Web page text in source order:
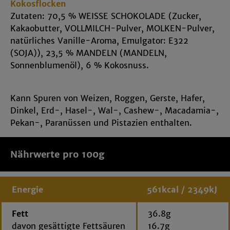
Kokosmandeln sorgen für einen Genussmoment, der
ein bisschen nach Urlaub schmeckt. Die
Kombination aus weißer Schokolade, Kokos und
Mandel ist dabei angenehm harmonisch: nicht zu
süß, nicht zu schwer und einfach richtig gut
wenn Schokolade auf Kokos trifft
Manche Snacks machen satt. Andere machen gute
Laune. Unsere Kokosmandeln verbinden
zartschmelzende weiße Schokolade mit exotischer
Kokosnote und dem knackigen Kern einer Mandel.
gerne etwas anders genießen.
Genuss-Tipp: Perfekt zu Kaffee,
Tee und süßen Genussmomenten
Kokosflocken
Zutaten: 70,5 % WEISSE SCHOKOLADE (Zucker,
Kakaobutter, VOLLMILCH-Pulver, MOLKEN-Pulver,
natürliches Vanille-Aroma, Emulgator: E322
(SOJA)), 23,5 % MANDELN (MANDELN,
Sonnenblumenöl), 6 % Kokosnuss.
Kann Spuren von Weizen, Roggen, Gerste, Hafer,
Dinkel, Erd-, Hasel-, Wal-, Cashew-, Macadamia-,
Pekan-, Paranüssen und Pistazien enthalten.
Nährwerte pro 100g
Energie 561kcal / 2349kJ
Fett
davon gesättigte Fettsäuren
36.8g
16.7g